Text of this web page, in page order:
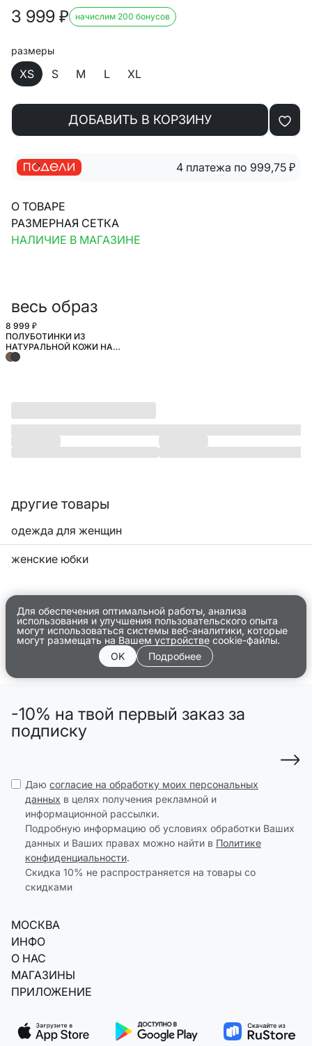
3 999 ₽ начислим 200 бонусов
размеры
XS S M L XL
ДОБАВИТЬ В КОРЗИНУ
4 платежа по 999,75 ₽
О ТОВАРЕ
РАЗМЕРНАЯ СЕТКА
НАЛИЧИЕ В МАГАЗИНЕ
весь образ
8 999 ₽
ПОЛУБОТИНКИ ИЗ
НАТУРАЛЬНОЙ КОЖИ НА
ШНУРОВКЕ
другие товары
одежда для женщин
женские юбки
Для обеспечения оптимальной работы, анализа
использования и улучшения пользовательского опыта
могут использоваться системы веб-аналитики, которые
могут размещать на Вашем устройстве cookie-файлы.
OK
Подробнее
-10% на твой первый заказ за
подписку
Даю согласие на обработку моих персональных
данных в целях получения рекламной и
информационной рассылки.
Подробную информацию об условиях обработки Ваших
данных и Ваших правах можно найти в Политике
конфиденциальности.
Скидка 10% не распространяется на товары со
скидками
МОСКВА
ИНФО
О НАС
МАГАЗИНЫ
ПРИЛОЖЕНИЕ